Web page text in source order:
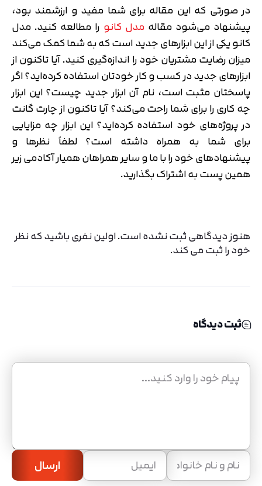
در صورتی که این مقاله برای شما مفید و ارزشمند بود،
پیشنهاد می‌شود مقالهمدل کانو را مطالعه کنید. مدل
کانو یکی از این ابزارهای جدید است که به شما کمک می‌کند
میزان رضایت مشتریان خود را اندازه‌‎گیری کنید. آیا تاکنون از
ابزارهای جدید در کسب و کار خودتان استفاده کرده‌اید؟ اگر
پاسختان مثبت است، نام آن ابزار جدید چیست؟ این ابزار
چه کاری را برای شما راحت می‌کند؟ آیا تاکنون از چارت گانت
در پروژه‌های خود استفاده کرده‌اید؟ این ابزار چه مزایایی
برای شما به همراه داشته است؟ لطفاً نظرها و
پیشنهادهای خود را با ما و سایر همراهان همیار آکادمی زیر
همین پست به اشتراک بگذارید.
هنوز دیدگاهی ثبت نشده است. اولین نفری باشید که نظر
خود را ثبت می کند.
ثبت دیدگاه
ارسال